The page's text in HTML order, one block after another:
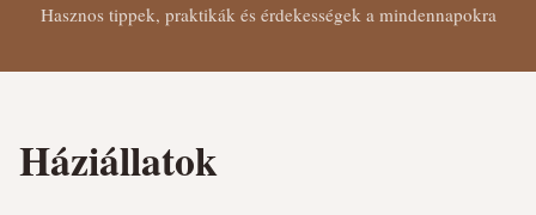
Hasznos tippek, praktikák és érdekességek a mindennapokra
Háziállatok